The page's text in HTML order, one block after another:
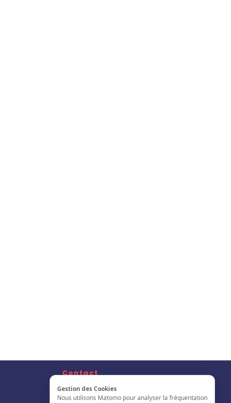
Gestion des Cookies
Nous utilisons Matomo pour analyser la fréquentation
Contact
S'inscrire
L'annuaire